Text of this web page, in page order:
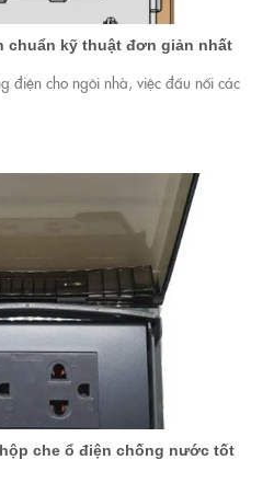
chuẩn kỹ thuật đơn giản nhất
điện cho ngôi nhà, việc đấu nối các
che ổ điện chống nước tốt